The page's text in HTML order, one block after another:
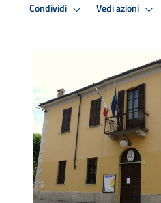
Condividi Vedi azioni